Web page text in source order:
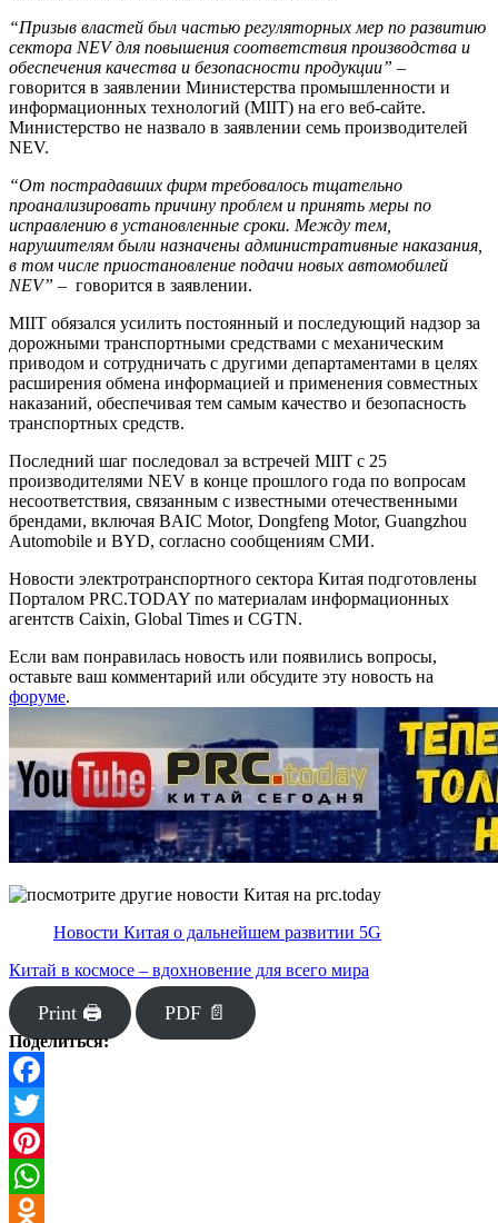
“Призыв властей был частью регуляторных мер по развитию
сектора NEV для повышения соответствия производства и
обеспечения качества и безопасности продукции” –
говорится в заявлении Министерства промышленности и
информационных технологий (MIIT) на его веб-сайте.
Министерство не назвало в заявлении семь производителей
NEV.
“От пострадавших фирм требовалось тщательно
проанализировать причину проблем и принять меры по
исправлению в установленные сроки. Между тем,
нарушителям были назначены административные наказания,
в том числе приостановление подачи новых автомобилей
NEV” – говорится в заявлении.
MIIT обязался усилить постоянный и последующий надзор за
дорожными транспортными средствами с механическим
приводом и сотрудничать с другими департаментами в целях
расширения обмена информацией и применения совместных
наказаний, обеспечивая тем самым качество и безопасность
транспортных средств.
Последний шаг последовал за встречей MIIT с 25
производителями NEV в конце прошлого года по вопросам
несоответствия, связанным с известными отечественными
брендами, включая BAIC Motor, Dongfeng Motor, Guangzhou
Automobile и BYD, согласно сообщениям СМИ.
Новости электротранспортного сектора Китая подготовлены
Порталом PRC.TODAY по материалам информационных
агентств Caixin, Global Times и CGTN.
Если вам понравилась новость или появились вопросы,
оставьте ваш комментарий или обсудите эту новость на
форуме.
Новости Китая о дальнейшем развитии 5G
Китай в космосе – вдохновение для всего мира
Print 🖨 PDF 📄
Поделиться:
Facebook
Twitter
Pinterest
WhatsApp